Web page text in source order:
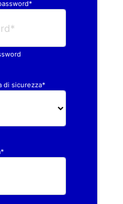
di sicurezza*